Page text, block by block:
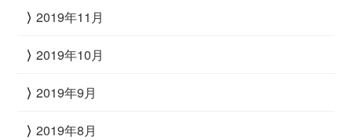
2019年11月
2019年10月
2019年9月
2019年8月